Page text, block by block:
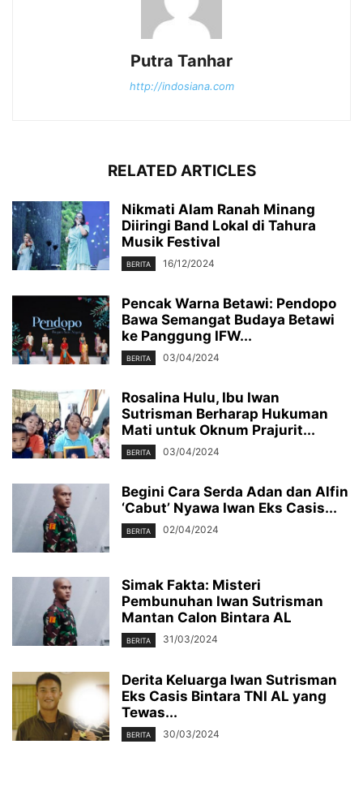
Putra Tanhar
http://indosiana.com
RELATED ARTICLES
Nikmati Alam Ranah Minang
Diiringi Band Lokal di Tahura
Musik Festival
BERITA 16/12/2024
Pencak Warna Betawi: Pendopo
Bawa Semangat Budaya Betawi
ke Panggung IFW...
BERITA 03/04/2024
Rosalina Hulu, Ibu Iwan
Sutrisman Berharap Hukuman
Mati untuk Oknum Prajurit...
BERITA 03/04/2024
Begini Cara Serda Adan dan Alfin
‘Cabut’ Nyawa Iwan Eks Casis...
BERITA 02/04/2024
Simak Fakta: Misteri
Pembunuhan Iwan Sutrisman
Mantan Calon Bintara AL
BERITA 31/03/2024
Derita Keluarga Iwan Sutrisman
Eks Casis Bintara TNI AL yang
Tewas...
BERITA 30/03/2024